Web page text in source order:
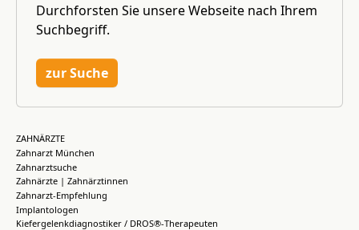
Durchforsten Sie unsere Webseite nach Ihrem
Suchbegriff.
zur Suche
ZAHNÄRZTE
Zahnarzt München
Zahnarztsuche
Zahnärzte | Zahnärztinnen
Zahnarzt-Empfehlung
Implantologen
Kiefergelenkdiagnostiker / DROS®-Therapeuten